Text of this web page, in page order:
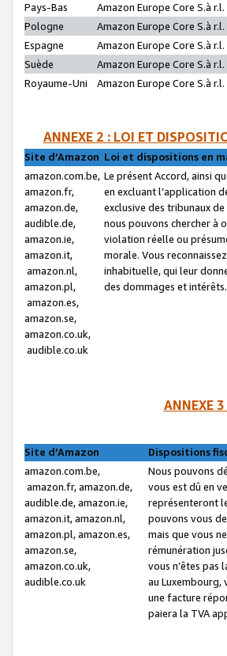
Pays-Bas
Amazon Europe Core S.à r.l.
Pologne
Amazon Europe Core S.à r.l.
Espagne
Amazon Europe Core S.à r.l.
Suède
Amazon Europe Core S.à r.l.
Royaume-Uni
Amazon Europe Core S.à r.l.
ANNEXE 2 : LOI ET
Site d’Amazon Loi et dispositions en
amazon.com.be,
amazon.fr,
amazon.de,
audible.de,
amazon.ie,
amazon.it,
amazon.nl,
amazon.pl,
amazon.es,
amazon.se,
amazon.co.uk,
audible.co.uk
Le présent Accord, ainsi
en excluant l’application
exclusive des tribunaux
nous pouvons chercher à
violation réelle ou
morale. Vous
inhabituelle, qui leur
des dommages et intérêts.
ANNEXE
Site d’Amazon
Dispositions
amazon.com.be,
amazon.fr, amazon.de,
audible.de, amazon.ie,
amazon.it, amazon.nl,
amazon.pl, amazon.es,
amazon.se,
amazon.co.uk,
audible.co.uk
Nous pouvons
vous est dû en
représenteront
pouvons vous
mais que vous
rémunération
vous n’êtes pas
au Luxembourg,
une facture
paiera la TVA